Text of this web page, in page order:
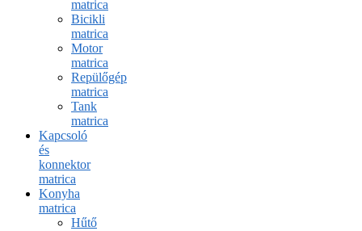
matrica
Bicikli
matrica
Motor
matrica
Repülőgép
matrica
Tank
matrica
Kapcsoló
és
konnektor
matrica
Konyha
matrica
Hűtő